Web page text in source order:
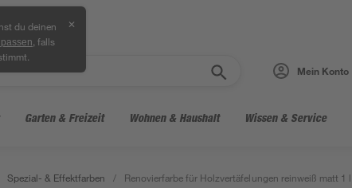
du deinen
, falls
✕
Mein Konto
Garten & Freizeit Wohnen & Haushalt Wissen & Service
Spezial- & Effektfarben / Renovierfarbe für Holzvertäfelungen reinweiß matt 1 l